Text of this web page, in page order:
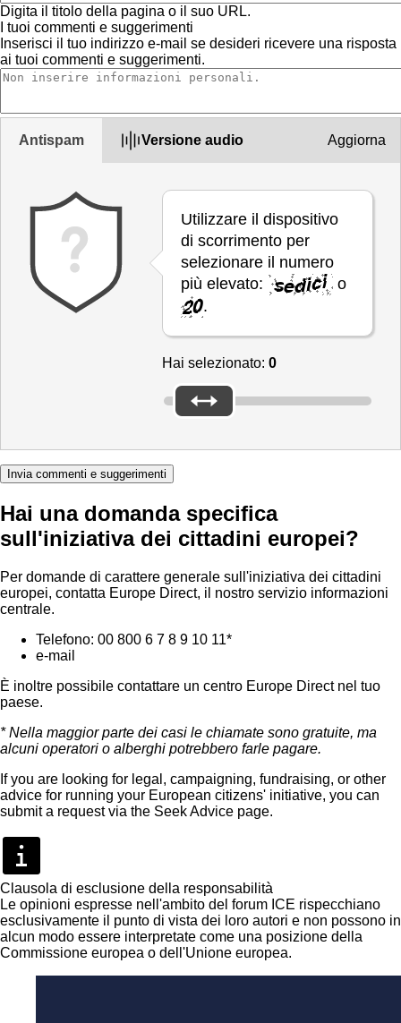
Digita il titolo della pagina o il suo URL.
I tuoi commenti e suggerimenti
Inserisci il tuo indirizzo e-mail se desideri ricevere una risposta
ai tuoi commenti e suggerimenti.
Antispam Versione audio
Utilizzare il dispositivo
di scorrimento per
selezionare il numero
più elevato:
o
.
Hai selezionato: 0
Aggiorna
Invia commenti e suggerimenti
Hai una domanda specifica
sull'iniziativa dei cittadini europei?
Per domande di carattere generale sull'iniziativa dei cittadini
europei, contatta Europe Direct, il nostro servizio informazioni
centrale.
Telefono: 00 800 6 7 8 9 10 11*
e-mail
È inoltre possibile contattare un centro Europe Directnel tuo
paese.
* Nella maggior parte dei casi le chiamate sono gratuite, ma
alcuni operatori o alberghi potrebbero farle pagare.
If you are looking for legal, campaigning, fundraising, or other
advice for running your European citizens' initiative, you can
submit a request via the Seek Advice page.
Clausola di esclusione della responsabilità
Le opinioni espresse nell'ambito del forum ICE rispecchiano
esclusivamente il punto di vista dei loro autori e non possono in
alcun modo essere interpretate come una posizione della
Commissione europea o dell'Unione europea.